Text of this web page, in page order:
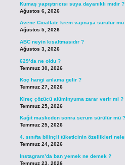
Kumaş yapıştırıcısı suya dayanıklı mıdır ?
Ağustos 6, 2026
Avene Cicalfate krem vajinaya sürülür mü
Ağustos 5, 2026
ABC neyin kısaltmasıdır ?
Ağustos 3, 2026
629’da ne oldu ?
Temmuz 30, 2026
Koç hangi anlama gelir ?
Temmuz 27, 2026
Kireç çözücü alüminyuma zarar verir mi ?
Temmuz 25, 2026
Kağıt maskeden sonra serum sürülür mü ?
Temmuz 25, 2026
4. sınıfta bilinçli tüketicinin özellikleri
Temmuz 24, 2026
Instagram’da ban yemek ne demek ?
Temmuz 23, 2026